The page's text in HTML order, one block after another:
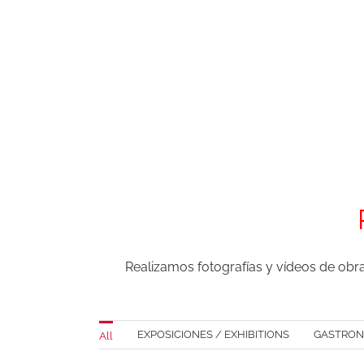
Realizamos fotografías y vídeos de
All EXPOSICIONES / EXHIBITIONS